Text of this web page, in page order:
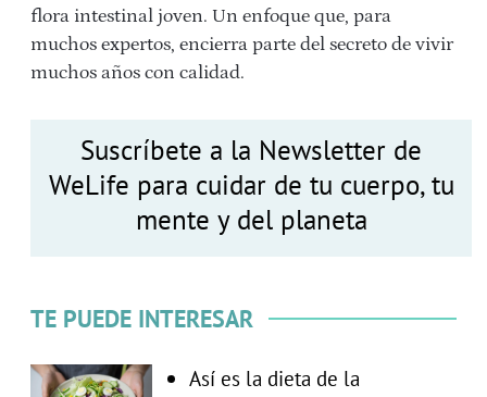
flora intestinal joven. Un enfoque que, para
muchos expertos, encierra parte del secreto de vivir
muchos años con calidad.
Suscríbete a la Newsletter de
WeLife para cuidar de tu cuerpo, tu
mente y del planeta
TE PUEDE INTERESAR
Así es la dieta de la